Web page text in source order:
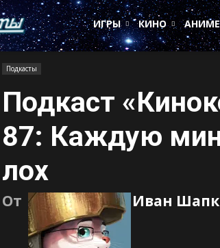
Котонавты
ИГРЫ
КИНО АНИМЕ
Подкасты
Подкаст
87: Каждую
лох
От Иван